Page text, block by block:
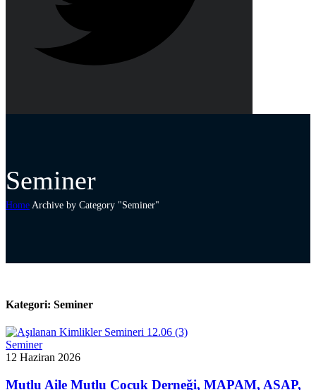
Seminer
Home Archive by Category "Seminer"
Kategori: Seminer
Seminer
12 Haziran 2026
Mutlu Aile Mutlu Çocuk Derneği, MAPAM, ASAP,